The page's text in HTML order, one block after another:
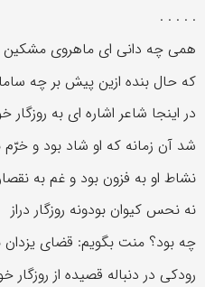
. . . . .
همی چه دانی ای ماهروی
که حال بنده ازین پیش بر چه
در اینجا شاعر اشاره ای به
شد آن زمانه که او شاد بود و خرّم
نشاط او به فزون بود و غم به
نه نحس کیوان بودونه روزگار دراز
چه بود؟ منت بگویم: قضای یزدان
رودکی در دنباله قصیده از